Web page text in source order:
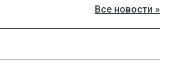
Все новости »